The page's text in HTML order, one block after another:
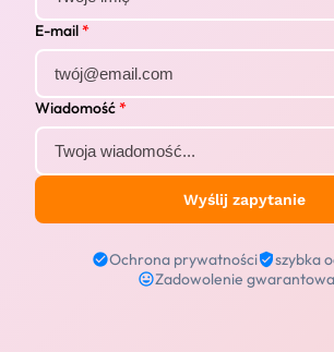
E-mail*
Wiadomość*
Wyślij zapytanie
Ochrona prywatności
szybka
Zadowolenie